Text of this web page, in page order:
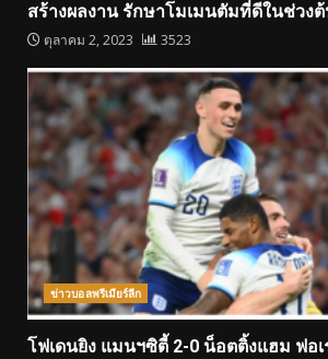
สร้างผลงาน รักษาโมเมนตัมที่ดีในช่วง
ตุลาคม 2, 2023 3523
ข่าวบอลพรีเมียร์ลีก
โฟเดนยิง แมนฯซิตี้ 2-0 น็อตติ้งแฮม ฟอ